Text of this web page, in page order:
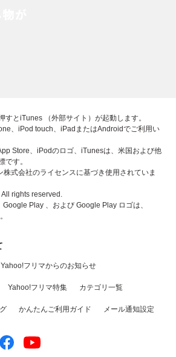
すとiTunes （外部サイト）が起動します。
、iPod touch、iPadまたはAndroidでご利用い
Store、iPodのロゴ、iTunesは、米国および他
です。
株式会社のライセンスに基づき使用されていま
All rights reserved.
Play 、および Google Play ロゴは、
Yahoo!フリマからのお知らせ
Yahoo!フリマ特集 カテゴリ一覧
かんたんご利用ガイド メール通知設定